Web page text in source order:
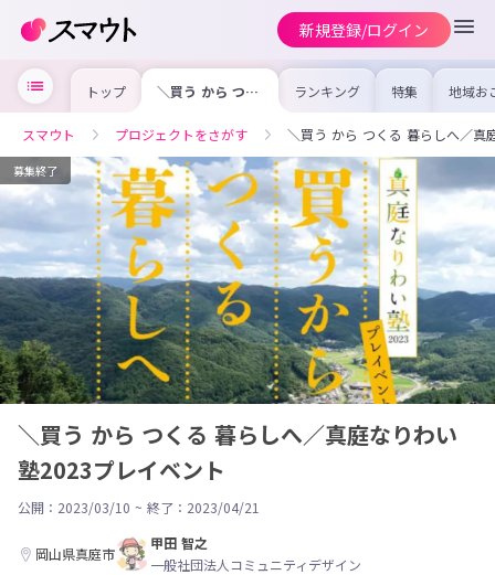
新規登録/ログイン
トップ ＼買う から つく
る 暮らしへ／真
2023プレイベン
ト
ランキング 特集 地域お
の求
を集め
事内容
を比
合った
スマウト プロジェクトをさがす ＼買う から つくる 暮らしへ／真
募集終了
＼買う から つくる 暮らしへ／真庭なりわい
塾2023プレイベント
公開：2023/03/10 ~ 終了：2023/04/21
岡山県真庭市
甲田 智之
一般社団法人コミュニティデザイン